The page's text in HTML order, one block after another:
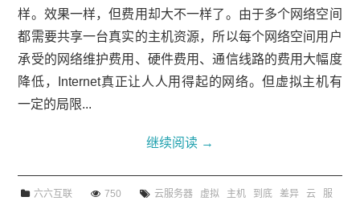
样。效果一样，但费用却大不一样了。由于多个网络空间
都需要共享一台真实的主机资源，所以每个网络空间用户
承受的网络维护费用、硬件费用、通信线路的费用大幅度
降低，Internet真正让人人用得起的网络。但虚拟主机有
一定的局限...
继续阅读 →
六六互联 750 云服务器 虚拟 主机 到底 差异 云
服